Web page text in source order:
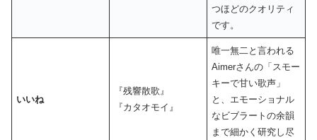
つほどのクオリティ
です。
いいね
『残響散歌』
『カタオモイ』
唯一無二と言われる
Aimerさんの「スモー
キーで甘い歌声」
と、エモーショナル
なビブラートの余韻
まで細かく研究し尽